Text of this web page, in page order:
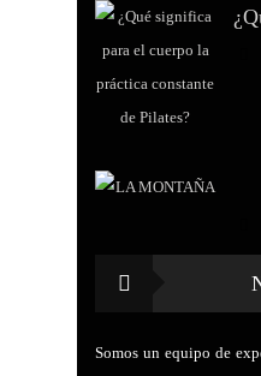
Somos un equipo de